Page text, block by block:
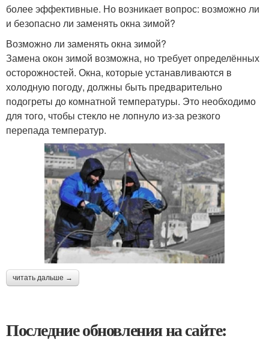
более эффективные. Но возникает вопрос: возможно ли
и безопасно ли заменять окна зимой?
Возможно ли заменять окна зимой?
Замена окон зимой возможна, но требует определённых
осторожностей. Окна, которые устанавливаются в
холодную погоду, должны быть предварительно
подогреты до комнатной температуры. Это необходимо
для того, чтобы стекло не лопнуло из-за резкого
перепада температур.
читать дальше →
Последние обновления на сайте: